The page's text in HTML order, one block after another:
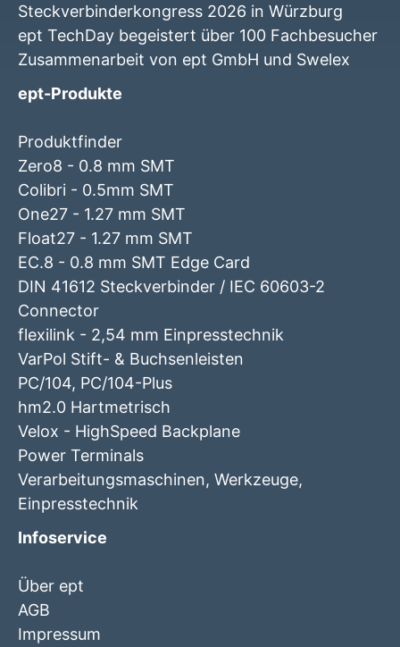
Steckverbinderkongress 2026 in Würzburg
ept TechDay begeistert über 100 Fachbesucher
Zusammenarbeit von ept GmbH und Swelex
ept-Produkte
Produktfinder
Zero8 - 0.8 mm SMT
Colibri - 0.5mm SMT
One27 - 1.27 mm SMT
Float27 - 1.27 mm SMT
EC.8 - 0.8 mm SMT Edge Card
DIN 41612 Steckverbinder / IEC 60603-2
Connector
flexilink - 2,54 mm Einpresstechnik
VarPol Stift- & Buchsenleisten
PC/104, PC/104-Plus
hm2.0 Hartmetrisch
Velox - HighSpeed Backplane
Power Terminals
Verarbeitungsmaschinen, Werkzeuge,
Einpresstechnik
Infoservice
Über ept
AGB
Impressum